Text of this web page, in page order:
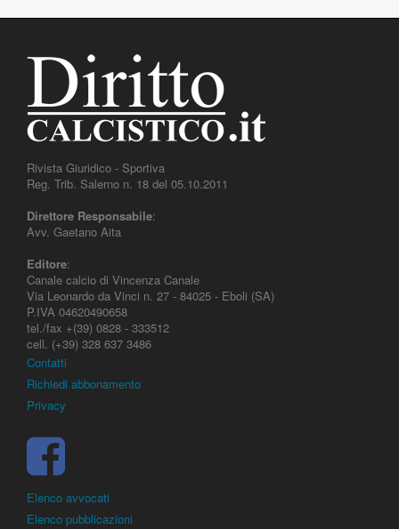
Rivista Giuridico - Sportiva
Reg. Trib. Salerno n. 18 del 05.10.2011
Direttore Responsabile:
Avv. Gaetano Aita
Editore:
Canale calcio di Vincenza Canale
Via Leonardo da Vinci n. 27 - 84025 - Eboli (SA)
P.IVA 04620490658
tel./fax +(39) 0828 - 333512
cell. (+39) 328 637 3486
Contatti
Richiedi abbonamento
Privacy
Elenco avvocati
Elenco pubblicazioni